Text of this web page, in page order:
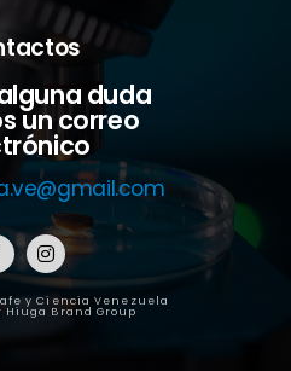
duda
un correo
y Ciencia Venezuela
Hiuga Brand Group